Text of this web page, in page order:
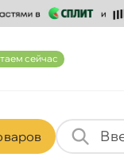
сейчас